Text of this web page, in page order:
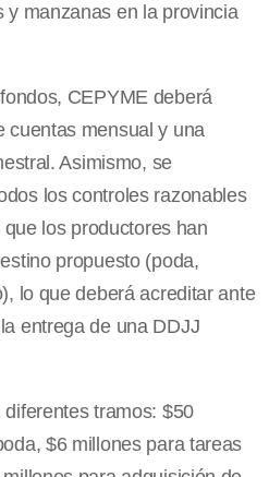
y manzanas en la provincia
CEPYME deberá
cuentas mensual y una
Asimismo, se
los controles razonables
los productores han
propuesto (poda,
lo que deberá acreditar ante
entrega de una DDJJ
tramos: $50
$6 millones para tareas